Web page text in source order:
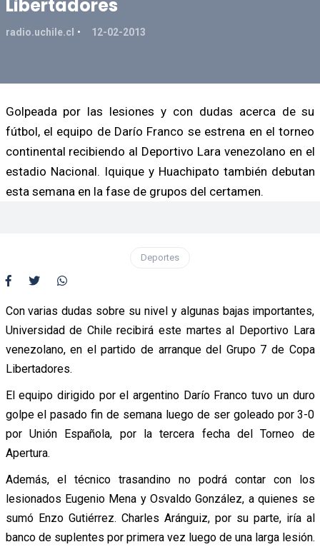
Libertadores
radio.uchile.cl 12-02-2013
Golpeada por las lesiones y con dudas acerca de su
fútbol, el equipo de Darío Franco se estrena en el torneo
continental recibiendo al Deportivo Lara venezolano en el
estadio Nacional. Iquique y Huachipato también debutan
esta semana en la fase de grupos del certamen.
Deportes
Con varias dudas sobre su nivel y algunas bajas importantes,
Universidad de Chile recibirá este martes al Deportivo Lara
venezolano, en el partido de arranque del Grupo 7 de Copa
Libertadores.
El equipo dirigido por el argentino Darío Franco tuvo un duro
golpe el pasado fin de semana luego de ser goleado por 3-0
por Unión Española, por la tercera fecha del Torneo de
Apertura.
Además, el técnico trasandino no podrá contar con los
lesionados Eugenio Mena y Osvaldo González, a quienes se
sumó Enzo Gutiérrez. Charles Aránguiz, por su parte, iría al
banco de suplentes por primera vez luego de una larga lesión.